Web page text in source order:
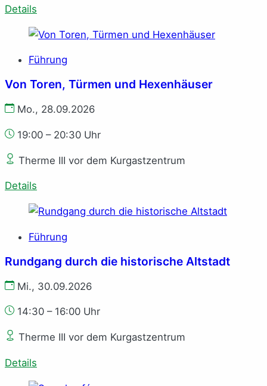
Details
Führung
Von Toren, Türmen und Hexenhäuser
Mo., 28.09.2026
19:00 – 20:30 Uhr
Therme III vor dem Kurgastzentrum
Details
Führung
Rundgang durch die historische Altstadt
Mi., 30.09.2026
14:30 – 16:00 Uhr
Therme III vor dem Kurgastzentrum
Details